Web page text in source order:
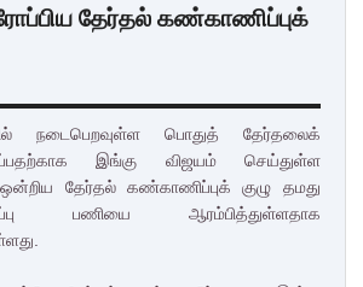
தேர்தல் கண்காணிப்புக்
நடைபெறவுள்ள பொதுத் தேர்தலைக்
இங்கு விஜயம் செய்துள்ள
தேர்தல் கண்காணிப்புக் குழு தமது
பணியை ஆரம்பித்துள்ளதாக